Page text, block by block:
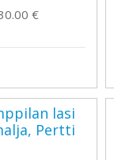
€
lasi
Pertti